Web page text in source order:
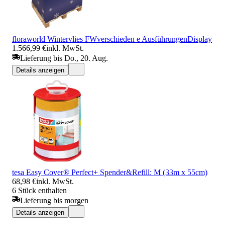
floraworld Wintervlies FWverschieden e AusführungenDisplay
1.566,99 €inkl. MwSt.
Lieferung bis Do., 20. Aug.
Details anzeigen
tesa Easy Cover® Perfect+ Spender&Refill: M (33m x 55cm)
68,98 €inkl. MwSt.
6 Stück enthalten
Lieferung bis morgen
Details anzeigen